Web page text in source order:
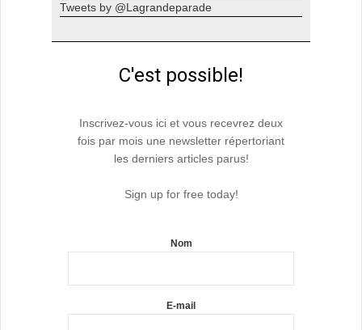
Tweets by @Lagrandeparade
C'est possible!
Inscrivez-vous ici et vous recevrez deux
fois par mois une newsletter répertoriant
les derniers articles parus!
Sign up for free today!
Nom
E-mail